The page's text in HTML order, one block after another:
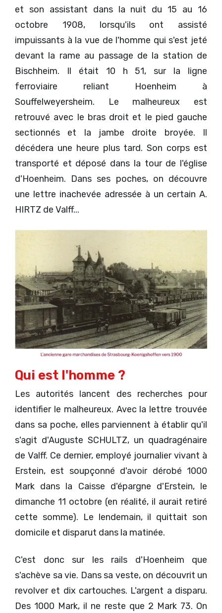
et son assistant dans la nuit du 15 au 16
octobre 1908, lorsqu'ils ont assisté
impuissants à la vue de l'homme qui s'est jeté
devant la rame au passage de la station de
Bischheim. Il était 10 h 51, sur la ligne
ferroviaire reliant Hoenheim à
Souffelweyersheim. Le malheureux est
retrouvé avec le bras droit et le pied gauche
sectionnés et la jambe droite broyée. Il
décédera une heure plus tard. Son corps est
transporté et déposé dans la tour de l'église
d'Hoenheim. Dans ses poches, on découvre
une lettre inachevée adressée à un certain A.
HIRTZ de Valff...
Qui est l'homme ?
Les autorités lancent des recherches pour
identifier le malheureux. Avec la lettre trouvée
dans sa poche, elles parviennent à établir qu'il
s'agit d'Auguste SCHULTZ, un quadragénaire
de Valff. Ce dernier, employé journalier vivant à
Erstein, est soupçonné d'avoir dérobé 1000
Mark dans la Caisse d'épargne d'Erstein, le
dimanche 11 octobre (en réalité, il aurait retiré
cette somme). Le lendemain, il quittait son
domicile et disparut dans la matinée.
C'est donc sur les rails d'Hoenheim que
s'achève sa vie. Dans sa veste, on découvrit un
revolver et dix cartouches. L'argent a disparu.
Des 1000 Mark, il ne reste que 2 Mark 73. On